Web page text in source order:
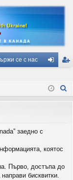
се с нас
з ис
заедно с
коятос
Първо, достъпа до
бисквитки.